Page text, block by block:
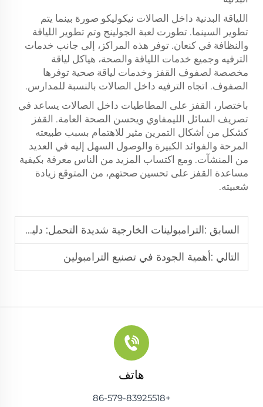
اللياقة البدنية داخل الصالات نيكوليكو صورة بينما يتم
تطوير السينما. تطورت لعبة الجولينج وتم تطوير اللياقة
والنظافة في كنعان. توفر هذه المراكز، إلى جانب خدمات
الترفيه وجميع خدمات اللياقة والصحة، هياكل لياقة
مخصصة لصفوف القفز وخدمات لياقة صحية توفرها
الصفوف. اتجاه الترفيه داخل الصالات بالنسبة للمدارس.
باختصار، القفز على المطاطيات داخل الصالات يساعد في
تصريف السائل الليمفاوي ويحسن الصحة العامة. القفز
كشكل من أشكال التمرين مثير للاهتمام بسبب طبيعته
المرحة والفوائد الكبيرة والوصول السهل إليه في العديد
من المنشآت. ومع اكتساب المزيد من الناس معرفة بكيفية
مساعدة القفز على تحسين صحتهم، من المتوقع زيادة
شعبيته.
السابق :الترامبولينات الخارجية شديدة التحمل: دليل سعة الوزن
التالي :أهمية الجودة في تصنيع الترامبولين
هاتف
+86-579-83925518